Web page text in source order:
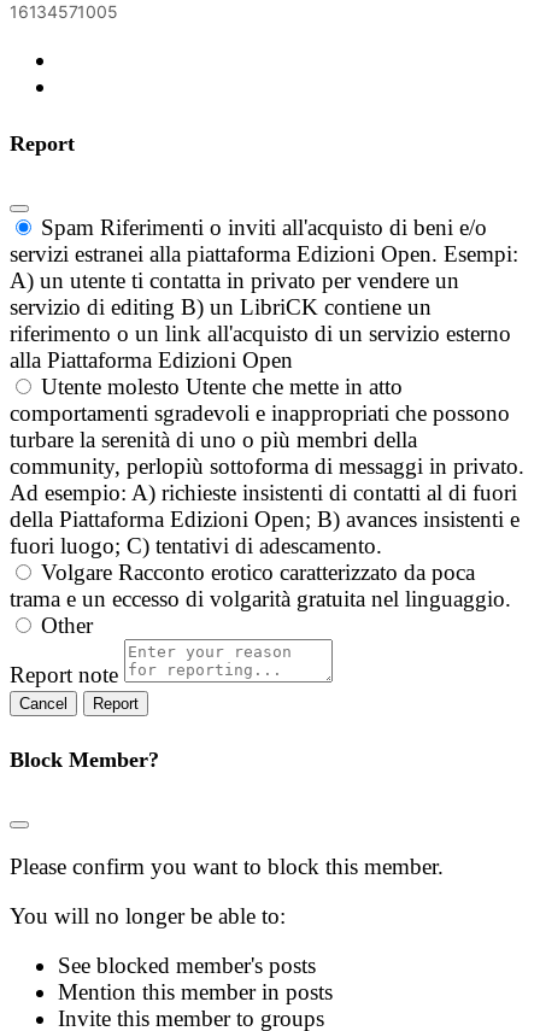
16134571005
Report
Spam Riferimenti o inviti all'acquisto di beni e/o
servizi estranei alla piattaforma Edizioni Open. Esempi:
A) un utente ti contatta in privato per vendere un
servizio di editing B) un LibriCK contiene un
riferimento o un link all'acquisto di un servizio esterno
alla Piattaforma Edizioni Open
Utente molesto Utente che mette in atto
comportamenti sgradevoli e inappropriati che possono
turbare la serenità di uno o più membri della
community, perlopiù sottoforma di messaggi in privato.
Ad esempio: A) richieste insistenti di contatti al di fuori
della Piattaforma Edizioni Open; B) avances insistenti e
fuori luogo; C) tentativi di adescamento.
Volgare Racconto erotico caratterizzato da poca
trama e un eccesso di volgarità gratuita nel linguaggio.
Other
Report note
Report
Block Member?
Please confirm you want to block this member.
You will no longer be able to:
See blocked member's posts
Mention this member in posts
Invite this member to groups